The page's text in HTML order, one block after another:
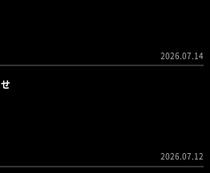
2026.07.14
2026.07.12